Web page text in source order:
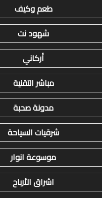
طعم وكيف
شهود نت
أركاني
مباشر التقنية
مدونة صحبة
شرقيات السياحة
موسوعة انوار
اشراق الأرباح